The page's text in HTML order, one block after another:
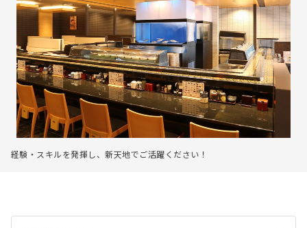
経験・スキルを発揮し、新天地でご活躍ください！